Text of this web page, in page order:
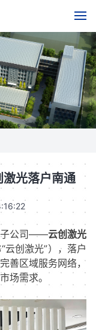
光落户南通
子公司——云创激光
云创激光”），落户
善区域服务网络，
场需求。